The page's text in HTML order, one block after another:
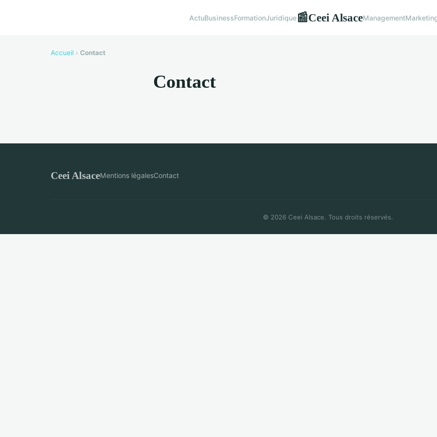
ActuBusinessFormationJuridique📰Ceei AlsaceManagement
Accueil › Contact
Contact
Ceei AlsaceMentions légalesContact
© 2026 Ceei Alsace. Tous droits réservés.